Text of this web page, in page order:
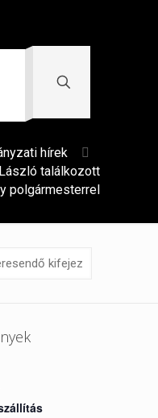
hírek
találkozott
polgármesterrel